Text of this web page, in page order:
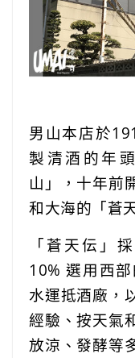
男山本店於
製清酒的年
山」，十年前
和大海的「蒼
「蒼天伝」
10% 選用西
水運抵酒廠，
經驗、按天氣
放涼、發酵等